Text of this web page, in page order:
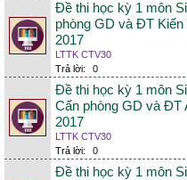
Đề thi học kỳ 1 môn
phòng GD và ĐT Kiến
2017
LTTK CTV30
Trả lời:
0
Đề thi học kỳ 1 môn
Cẩn phòng GD và ĐT
2017
LTTK CTV30
Trả lời:
0
Đề thi học kỳ 1 môn